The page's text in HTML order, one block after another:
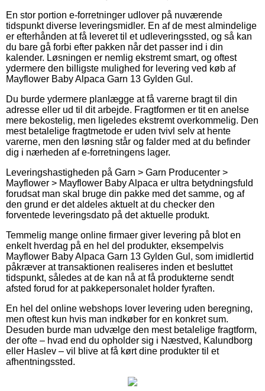
En stor portion e-forretninger udlover på nuværende
tidspunkt diverse leveringsmidler. En af de mest almindelige
er efterhånden at få leveret til et udleveringssted, og så kan
du bare gå forbi efter pakken når det passer ind i din
kalender. Løsningen er nemlig ekstremt smart, og oftest
ydermere den billigste mulighed for levering ved køb af
Mayflower Baby Alpaca Garn 13 Gylden Gul.
Du burde ydermere planlægge at få varerne bragt til din
adresse eller ud til dit arbejde. Fragtformen er tit en anelse
mere bekostelig, men ligeledes ekstremt overkommelig. Den
mest betalelige fragtmetode er uden tvivl selv at hente
varerne, men den løsning står og falder med at du befinder
dig i nærheden af e-forretningens lager.
Leveringshastigheden på Garn > Garn Producenter >
Mayflower > Mayflower Baby Alpaca er ultra betydningsfuld
forudsat man skal bruge din pakke med det samme, og af
den grund er det aldeles aktuelt at du checker den
forventede leveringsdato på det aktuelle produkt.
Temmelig mange online firmaer giver levering på blot en
enkelt hverdag på en hel del produkter, eksempelvis
Mayflower Baby Alpaca Garn 13 Gylden Gul, som imidlertid
påkræver at transaktionen realiseres inden et besluttet
tidspunkt, således at de kan nå at få produkterne sendt
afsted forud for at pakkepersonalet holder fyraften.
En hel del online webshops lover levering uden beregning,
men oftest kun hvis man indkøber for en konkret sum.
Desuden burde man udvælge den mest betalelige fragtform,
der ofte – hvad end du opholder sig i Næstved, Kalundborg
eller Haslev – vil blive at få kørt dine produkter til et
afhentningssted.